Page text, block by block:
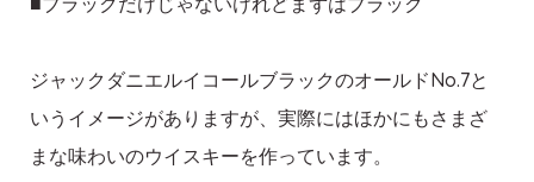
ジャックダニエルイコールブラックのオールドNo.7と
いうイメージがありますが、実際にはほかにもさまざ
まな味わいのウイスキーを作っています。